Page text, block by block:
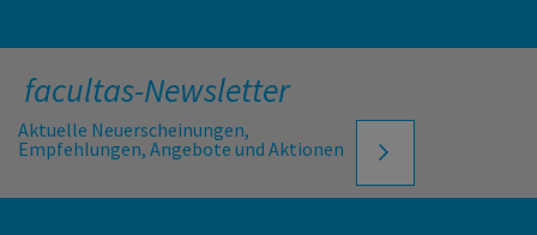
facultas-Newsletter
Aktuelle Neuerscheinungen,
Empfehlungen, Angebote und Aktionen